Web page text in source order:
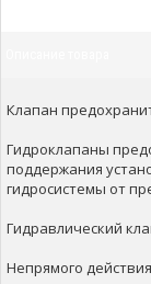
Клапан
Гидроклапаны
поддержания
гидросистемы от
Гидравлический
Непрямого